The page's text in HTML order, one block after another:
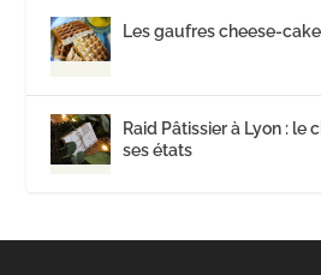
Les gaufres cheese-cake
Raid Pâtissier à Lyon : le
ses états